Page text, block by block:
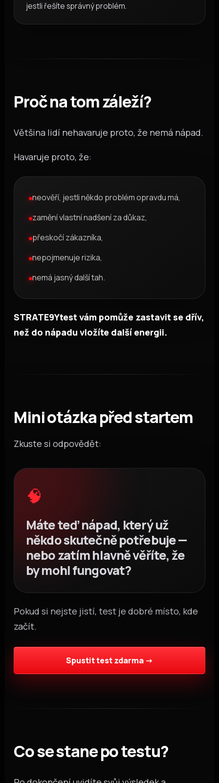
jestli řešíte správný problém.
Proč na tom záleží?
Většina lidí nehavaruje proto, že nemá nápad.
Havaruje proto, že:
neověří, jestli někdo problém opravdu má,
zamění vlastní nadšení za důkaz,
přeskočí zákazníka,
nepojmenuje rizika,
nemá jasný další tah.
STRATE9Ytest vám pomůže zastavit se dřív,
než do nápadu vložíte další energii.
Mini otázka před startem
Zkuste si odpovědět:
🧠
Máte teď nápad, který už
někdo skutečně potřebuje —
nebo zatím hlavně věříte, že
by mohl fungovat?
Pokud si nejste jistí, test je dobré místo, kde
začít.
Spustit test zdarma →
Co se stane po testu?